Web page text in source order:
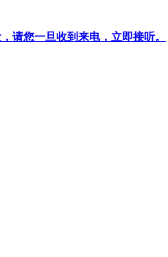
请您一旦收到来电，立即接听。